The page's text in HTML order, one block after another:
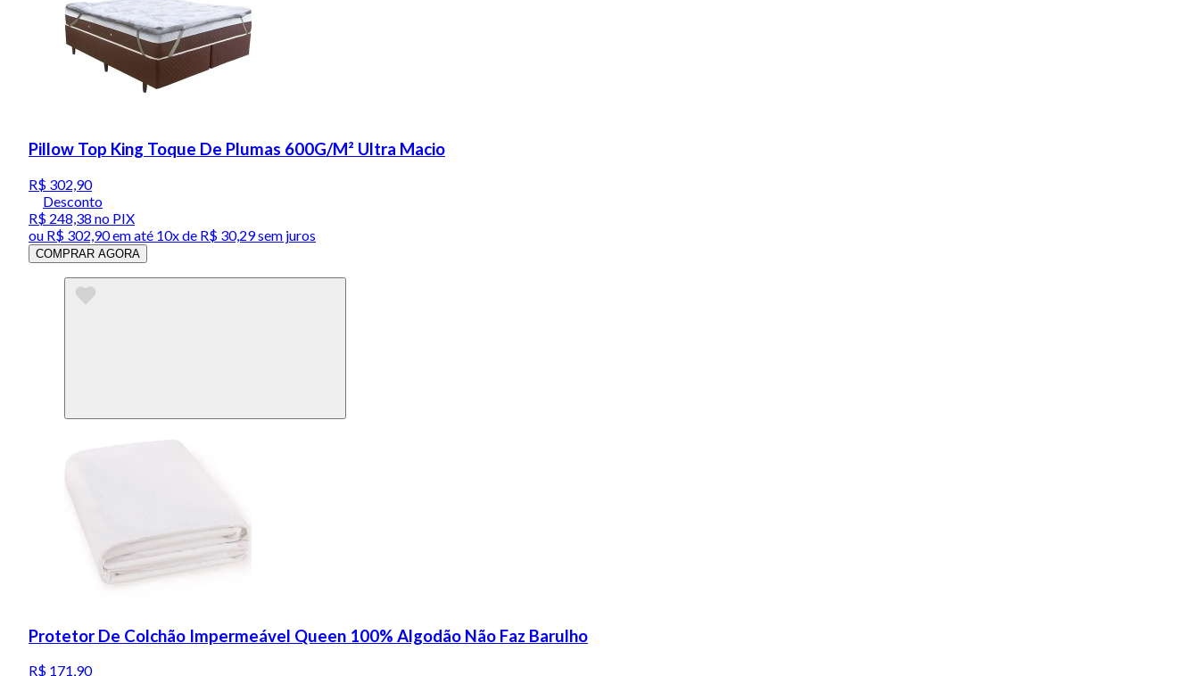
Pillow Top King Toque De Plumas 600G/M² Ultra Macio
R$ 302,90
Desconto
R$ 248,38 no PIX
ou R$ 302,90em até 10x de R$ 30,29 sem juros
COMPRAR AGORA
Protetor De Colchão Impermeável Queen 100% Algodão Não Faz Barulho
R$ 171,90